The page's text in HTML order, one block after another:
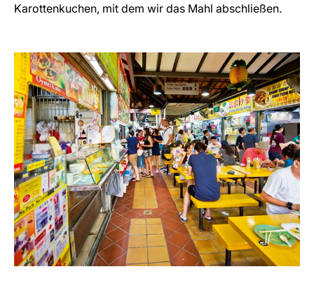
Karottenkuchen, mit dem wir das Mahl abschließen.